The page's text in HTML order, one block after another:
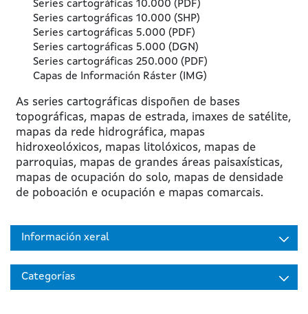
Series cartográficas 10.000 (PDF)
Series cartográficas 10.000 (SHP)
Series cartográficas 5.000 (PDF)
Series cartográficas 5.000 (DGN)
Series cartográficas 250.000 (PDF)
Capas de Información Ráster (IMG)
As series cartográficas dispoñen de bases
topográficas, mapas de estrada, imaxes de satélite,
mapas da rede hidrográfica, mapas
hidroxeolóxicos, mapas litolóxicos, mapas de
parroquias, mapas de grandes áreas paisaxísticas,
mapas de ocupación do solo, mapas de densidade
de poboación e ocupación e mapas comarcais.
Información xeral
Categorías